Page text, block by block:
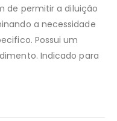
de permitir a diluição
a necessidade
Possui um
Indicado para